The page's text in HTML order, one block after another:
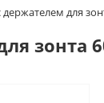
держателем для
зонта